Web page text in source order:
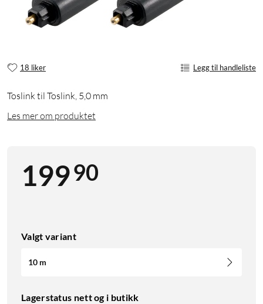
18 liker Legg til handleliste
Toslink til Toslink, 5,0 mm
Les mer om produktet
19990
Valgt variant
10 m
Lagerstatus nett og i butikk